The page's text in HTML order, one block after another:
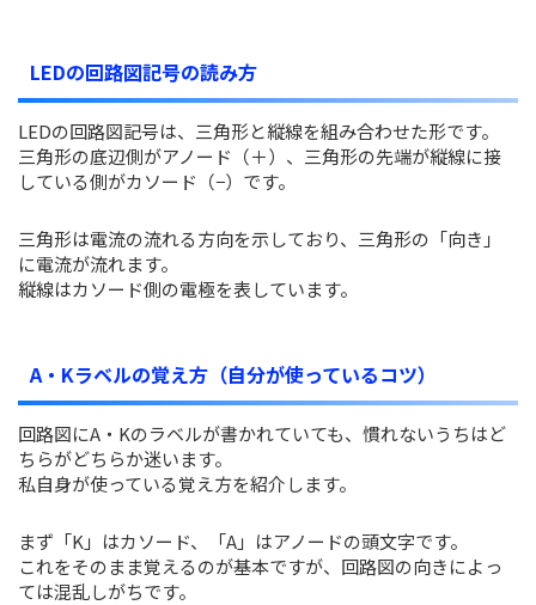
LEDの回路図記号の読み方
LEDの回路図記号は、三角形と縦線を組み合わせた形です。
三角形の底辺側がアノード（＋）、三角形の先端が縦線に接
している側がカソード（−）です。
三角形は電流の流れる方向を示しており、三角形の「向き」
に電流が流れます。
縦線はカソード側の電極を表しています。
A・Kラベルの覚え方（自分が使っているコツ）
回路図にA・Kのラベルが書かれていても、慣れないうちはど
ちらがどちらか迷います。
私自身が使っている覚え方を紹介します。
まず「K」はカソード、「A」はアノードの頭文字です。
これをそのまま覚えるのが基本ですが、回路図の向きによっ
ては混乱しがちです。